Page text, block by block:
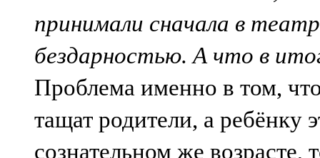
принимали сначала в
бездарностью. А что в
Проблема именно в том,
тащат родители, а ребёнку